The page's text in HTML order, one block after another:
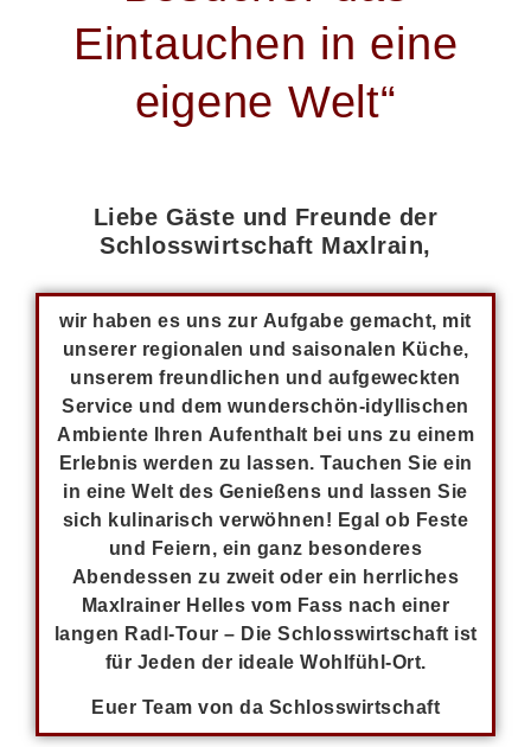
Eintauchen in eine
eigene Welt“
Liebe Gäste und Freunde der
Schlosswirtschaft Maxlrain,
wir haben es uns zur Aufgabe gemacht, mit
unserer regionalen und saisonalen Küche,
unserem freundlichen und aufgeweckten
Service und dem wunderschön-idyllischen
Ambiente Ihren Aufenthalt bei uns zu einem
Erlebnis werden zu lassen. Tauchen Sie ein
in eine Welt des Genießens und lassen Sie
sich kulinarisch verwöhnen! Egal ob Feste
und Feiern, ein ganz besonderes
Abendessen zu zweit oder ein herrliches
Maxlrainer Helles vom Fass nach einer
langen Radl-Tour – Die Schlosswirtschaft ist
für Jeden der ideale Wohlfühl-Ort.
Euer Team von da Schlosswirtschaft